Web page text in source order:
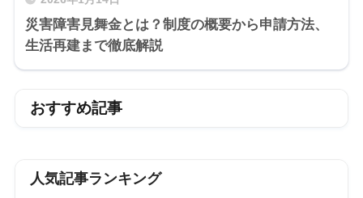
災害障害見舞金とは？制度の概要から申請方法、
生活再建まで徹底解説
おすすめ記事
人気記事ランキング